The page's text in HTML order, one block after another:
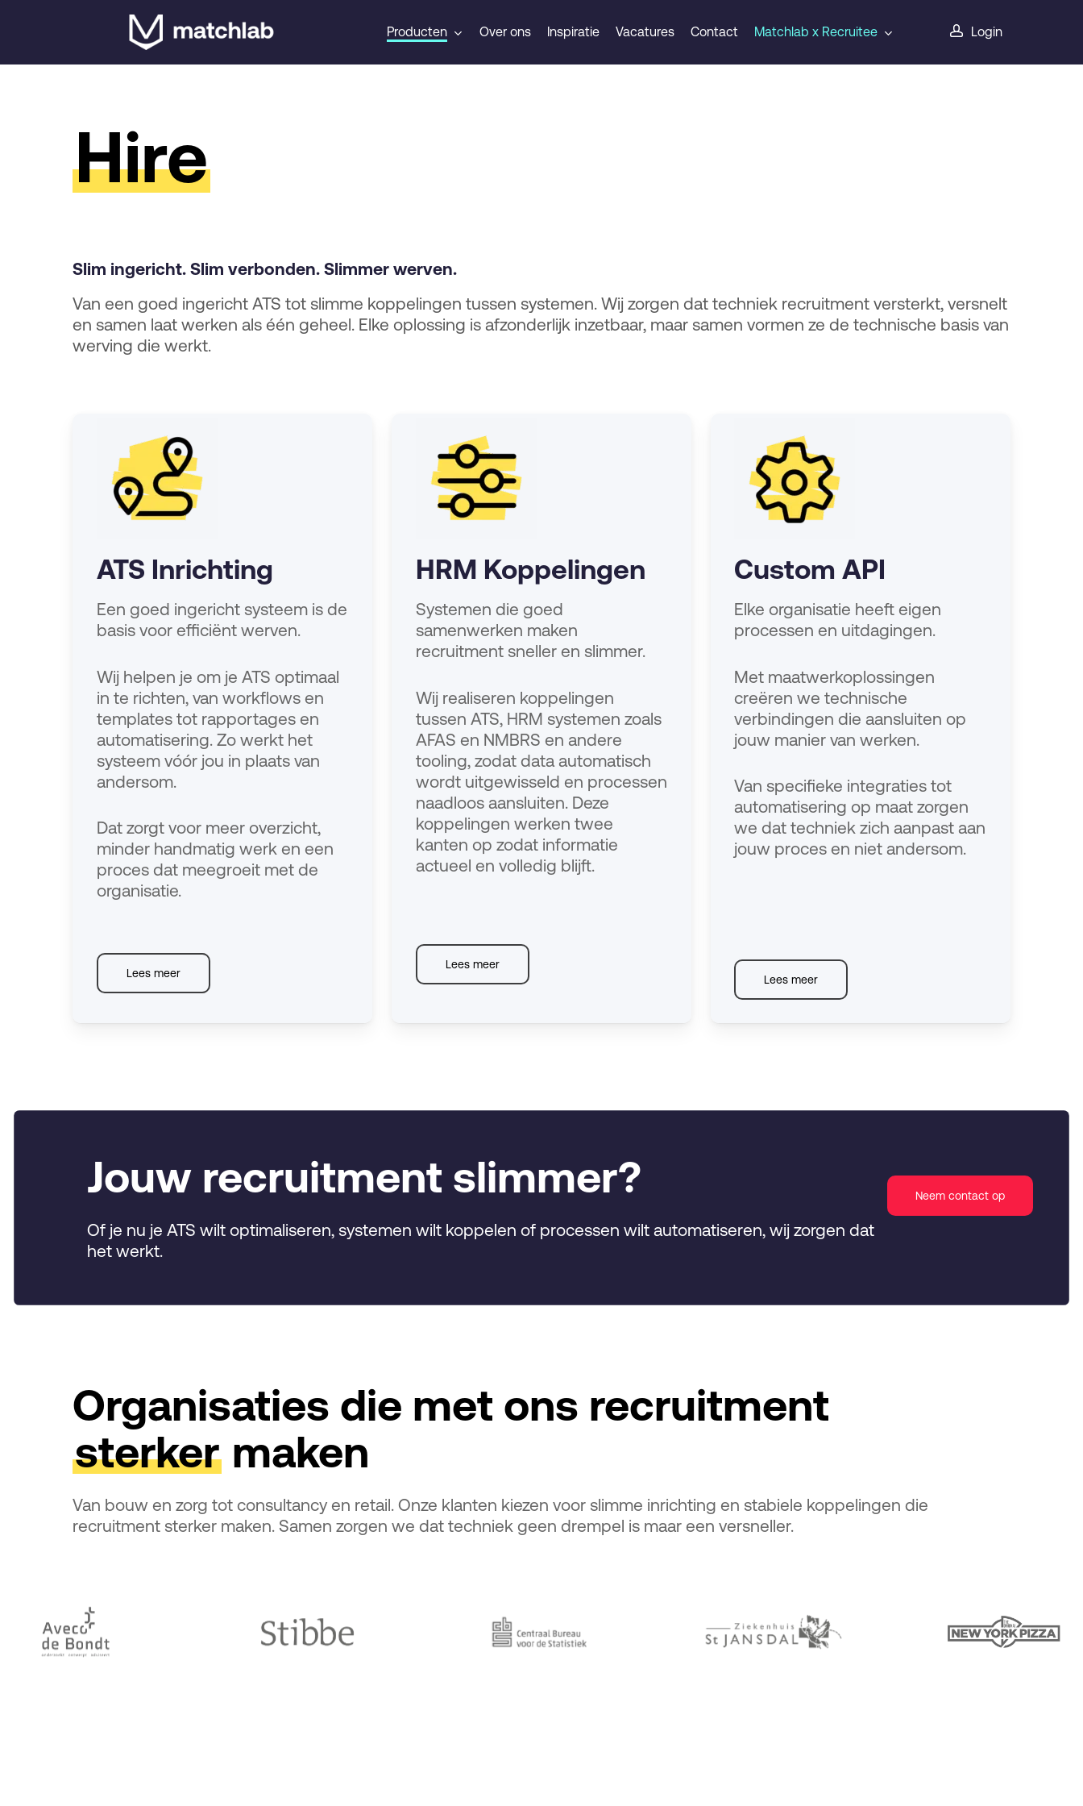
Producten Over ons Inspiratie Vacatures Contact Matchlab x Recruitee Login
Hire
Slim ingericht. Slim verbonden. Slimmer werven.
Van een goed ingericht ATS tot slimme koppelingen tussen systemen. Wij zorgen dat techniek recruitment versterkt, versnelt
en samen laat werken als één geheel. Elke oplossing is afzonderlijk inzetbaar, maar samen vormen ze de technische basis van
werving die werkt.
ATS Inrichting
Een goed ingericht systeem is de
basis voor efficiënt werven.
Wij helpen je om je ATS optimaal
in te richten, van workflows en
templates tot rapportages en
automatisering. Zo werkt het
systeem vóór jou in plaats van
andersom.
Dat zorgt voor meer overzicht,
minder handmatig werk en een
proces dat meegroeit met de
organisatie.
Lees meer
HRM Koppelingen
Systemen die goed
samenwerken maken
recruitment sneller en slimmer.
Wij realiseren koppelingen
tussen ATS, HRM systemen zoals
AFAS en NMBRS en andere
tooling, zodat data automatisch
wordt uitgewisseld en processen
naadloos aansluiten. Deze
koppelingen werken twee
kanten op zodat informatie
actueel en volledig blijft.
Lees meer
Custom API
Elke organisatie heeft eigen
processen en uitdagingen.
Met maatwerkoplossingen
creëren we technische
verbindingen die aansluiten op
jouw manier van werken.
Van specifieke integraties tot
automatisering op maat zorgen
we dat techniek zich aanpast aan
jouw proces en niet andersom.
Lees meer
Jouw recruitment slimmer?
Of je nu je ATS wilt optimaliseren, systemen wilt koppelen of processen wilt automatiseren, wij zorgen dat
het werkt.
Neem contact op
Organisaties die met ons recruitment
sterker maken
Van bouw en zorg tot consultancy en retail. Onze klanten kiezen voor slimme inrichting en stabiele koppelingen die
recruitment sterker maken. Samen zorgen we dat techniek geen drempel is maar een versneller.